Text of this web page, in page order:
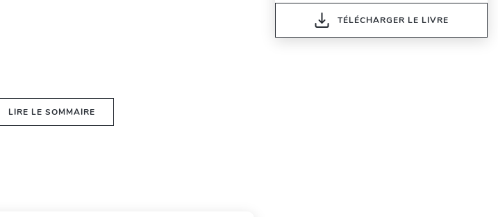
LIRE LE SOMMAIRE
TÉLÉCHARGER LE LIVRE